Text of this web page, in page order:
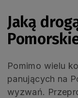
Jaką
Pomimo wielu
panujących na
wyzwań.